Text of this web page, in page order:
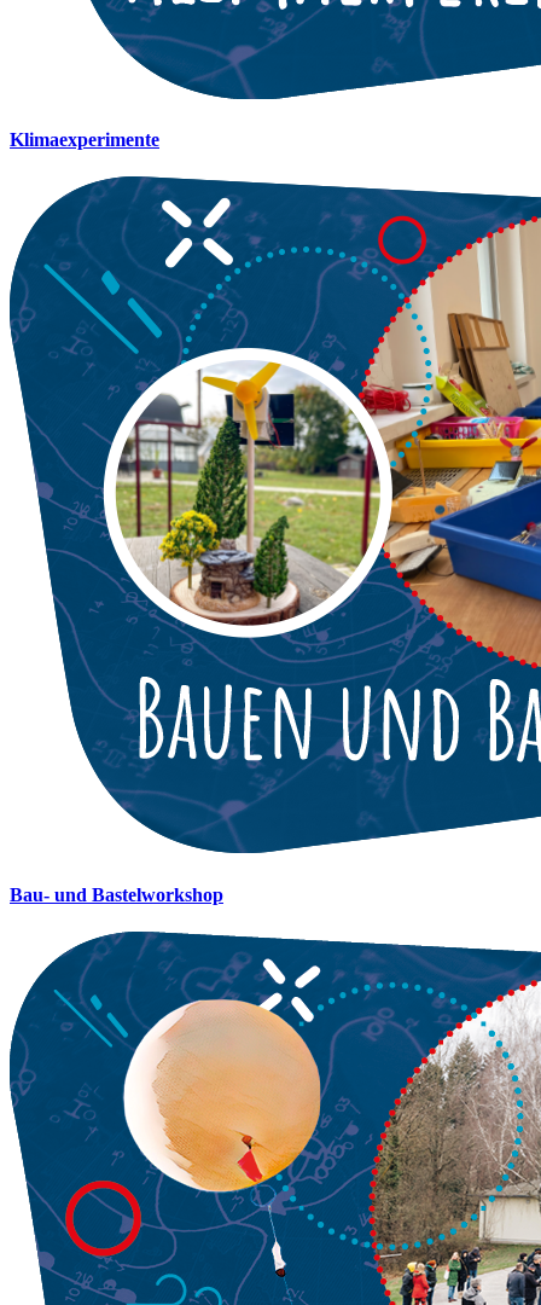
Klimaexperimente
Bau- und Bastelworkshop